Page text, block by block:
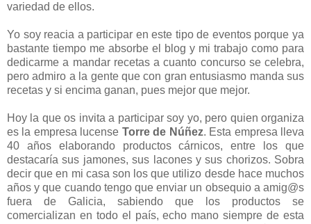
variedad de ellos.
Yo soy reacia a participar en este tipo de eventos porque ya
bastante tiempo me absorbe el blog y mi trabajo como para
dedicarme a mandar recetas a cuanto concurso se celebra,
pero admiro a la gente que con gran entusiasmo manda sus
recetas y si encima ganan, pues mejor que mejor.
Hoy la que os invita a participar soy yo, pero quien organiza
es la empresa lucense Torre de Núñez. Esta empresa lleva
40 años elaborando productos cárnicos, entre los que
destacaría sus jamones, sus lacones y sus chorizos. Sobra
decir que en mi casa son los que utilizo desde hace muchos
años y que cuando tengo que enviar un obsequio a amig@s
fuera de Galicia, sabiendo que los productos se
comercializan en todo el país, echo mano siempre de esta